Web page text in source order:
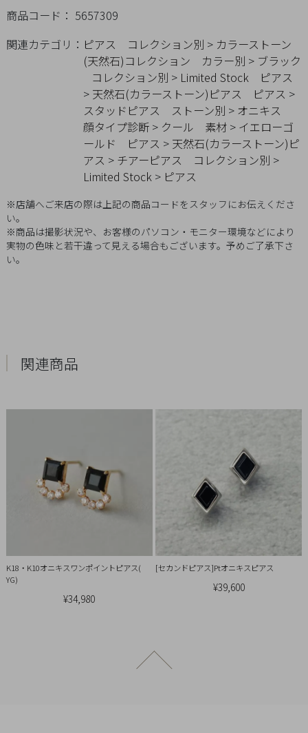
商品コード： 5657309
関連カテゴリ： ピアス コレクション別 > カラーストーン
(天然石)コレクション
カラー別 > ブラック
コレクション別 > Limited Stock
ピアス
> 天然石(カラーストーン)ピアス ピアス >
スタッドピアス
ストーン別 > オニキス
顔タイプ診断 > クール 素材 > イエローゴ
ールド
ピアス > 天然石(カラーストーン)ピ
アス > チアーピアス コレクション別 >
Limited Stock > ピアス
※店舗へご来店の際は上記の商品コードをスタッフにお伝えくださ
い。
※商品は撮影状況や、お客様のパソコン・モニター環境などにより
実物の色味と若干違って見える場合もございます。予めご了承下さ
い。
関連商品
K18・K10オニキスワンポイントピアス(
YG)
¥34,980
[セカンドピアス]Ptオニキスピアス
¥39,600
ページトップへ戻る
ご
利
用
ー